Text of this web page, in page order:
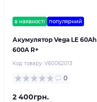
в наявності популярний
Акумулятор Vega LE 60Ah
600A R+
Код товару: V60062013
0
2 400грн.